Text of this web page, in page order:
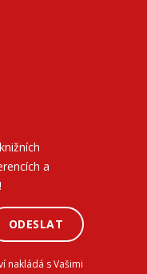
a
ODESLAT
nakládá s Vašimi